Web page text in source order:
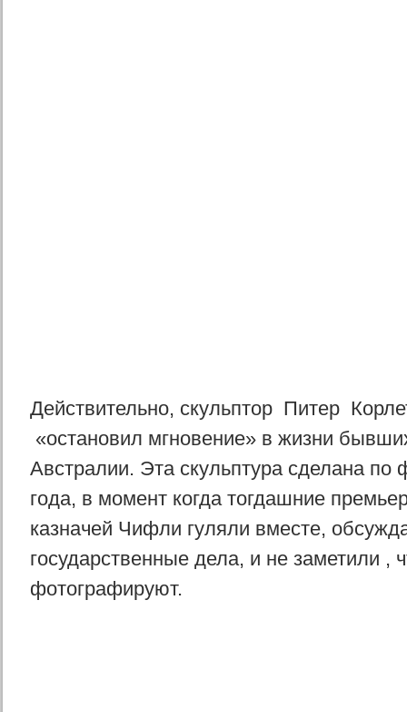
Действительно, скульптор Питер
«остановил мгновение» в жизни
Австралии. Эта скульптура сделана по
года, в момент когда тогдашние
казначей Чифли гуляли вместе,
государственные дела, и не заметили ,
фотографируют.